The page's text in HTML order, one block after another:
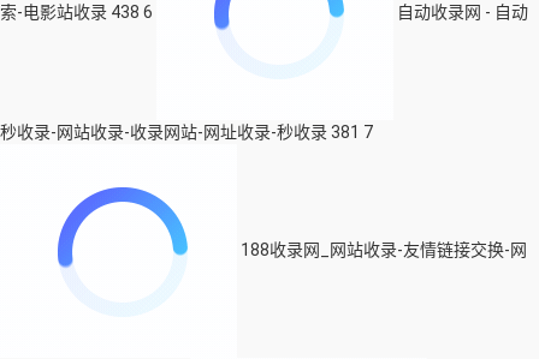
索-电影站收录 438 6 自动收录网 - 自动
秒收录-网站收录-收录网站-网址收录-秒收录381 7
188收录网_网站收录-友情链接交换-网